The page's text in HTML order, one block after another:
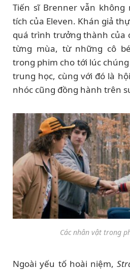
Tiến sĩ Brenner vẫn
tích của Eleven. Khán giả
quá trình trưởng thành của
từng mùa, từ những cô
trong phim cho tới lúc
trung học, cùng với đó là
nhóc cũng đồng hành trên
Các nhân vật trong
Ngoài yếu tố hoài niệm,